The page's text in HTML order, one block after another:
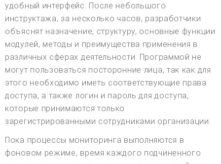
удобный интерфейс. После небольшого
инструктажа, за несколько часов, разработчики
объяснят назначение, структуру, основные функции
модулей, методы и преимущества применения в
различных сферах деятельности. Программой не
могут пользоваться посторонние лица, так как для
этого необходимо иметь соответствующие права
доступа, а также логин и пароль для доступа,
которые принимаются только
зарегистрированными сотрудниками организации.
Пока процессы мониторинга выполняются в
фоновом режиме, время каждого подчиненного